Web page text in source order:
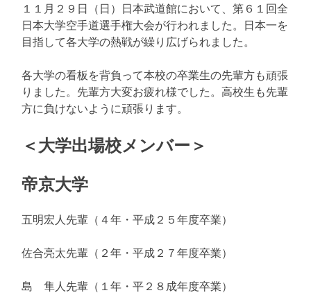
１１月２９日（日）日本武道館において、第６１回全
日本大学空手道選手権大会が行われました。日本一を
目指して各大学の熱戦が繰り広げられました。
各大学の看板を背負って本校の卒業生の先輩方も頑張
りました。先輩方大変お疲れ様でした。高校生も先輩
方に負けないように頑張ります。
＜大学出場校メンバー＞
帝京大学
五明宏人先輩（４年・平成２５年度卒業）
佐合亮太先輩（２年・平成２７年度卒業）
島 隼人先輩（１年・平２８成年度卒業）